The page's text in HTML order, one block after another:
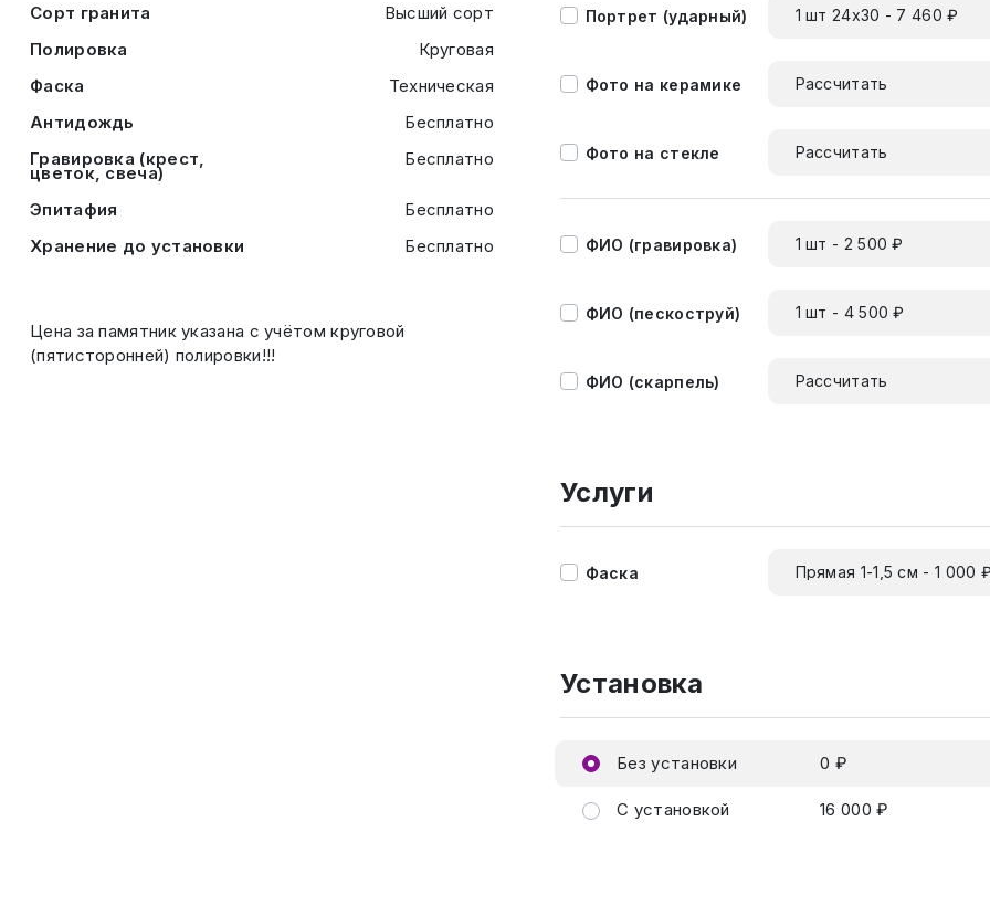
Сорт гранита
Высший сорт
Полировка
Круговая
Фаска
Техническая
Антидождь
Бесплатно
Гравировка (крест,
цветок, свеча)
Бесплатно
Эпитафия
Бесплатно
Хранение до установки
Бесплатно
Цена за памятник указана с учётом круговой
(пятисторонней) полировки!!!
Портрет (ударный) 1 шт 24х30 - 7 460 ₽
Фото на керамике Рассчитать
Фото на стекле Рассчитать
ФИО (гравировка) 1 шт - 2 500 ₽
ФИО (пескоструй) 1 шт - 4 500 ₽
ФИО (скарпель) Рассчитать
Услуги
Фаска Прямая 1-1,5 см - 1 000
Установка
Без установки 0 ₽
С установкой 16 000 ₽